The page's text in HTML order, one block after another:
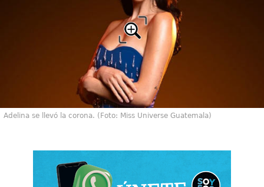
Adelina se llevó la corona. (Foto: Miss Universe Guatemala)